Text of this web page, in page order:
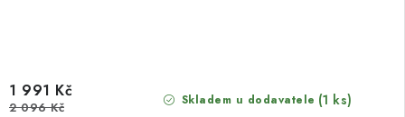
Skladem u dodavatele (1 ks)
1 991 Kč
2 096 Kč